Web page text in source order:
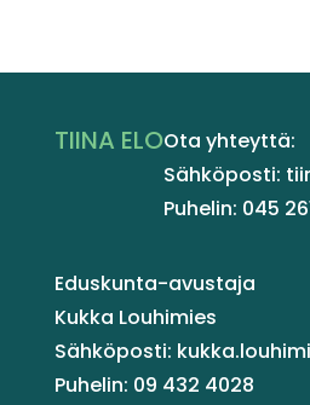
TIINA ELOOta yhteyttä:
Sähköposti:
Puhelin: 045
Eduskunta-avustaja
Kukka Louhimies
Sähköposti:
Puhelin: 09 432 4028